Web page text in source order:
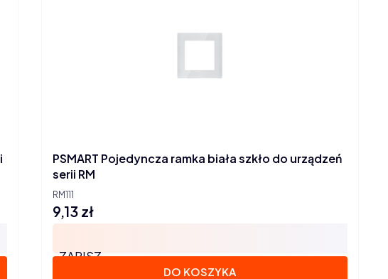
RM111
PSMART Pojedyncza ramka biała szkło do urządzeń
serii RM
Cena
9,13 zł
ZAPISZ
DO KOSZYKA